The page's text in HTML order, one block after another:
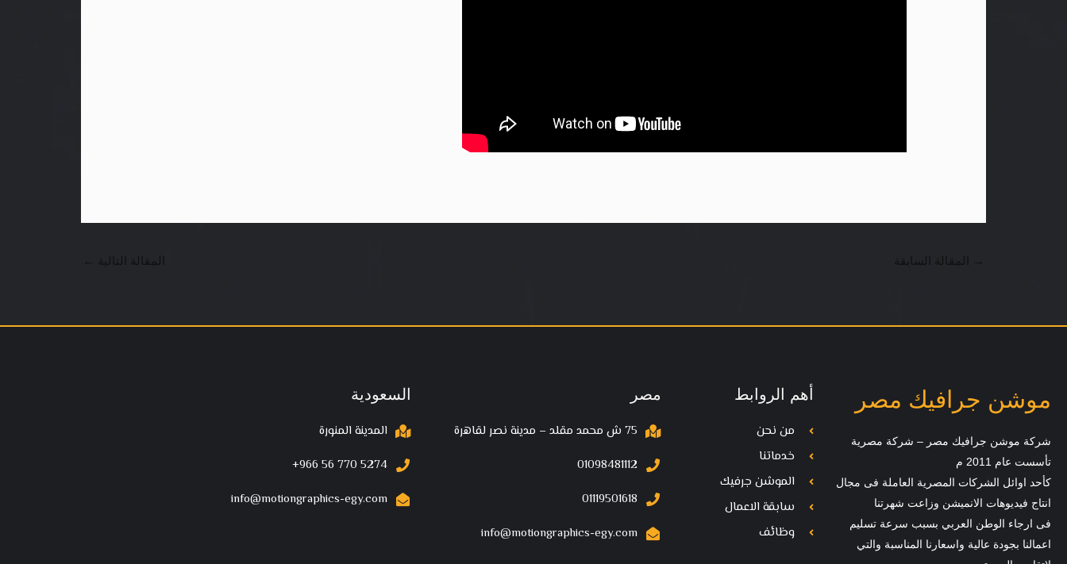
→ المقالة السابقة المقالة التالية ←
موشن جرافيك مصر
شركة موشن جرافيك مصر – شركة مصرية
تأسست عام 2011 م
كأحد اوائل الشركات المصرية العاملة فى مجال
انتاج فيديوهات الانميشن وزاعت شهرتنا
فى ارجاء الوطن العربي بسبب سرعة تسليم
اعمالنا بجودة عالية واسعارنا المناسبة والتي
أهم الروابط
من نحن
خدماتنا
الموشن جرفيك
سابقة الاعمال
وظائف
مصر
75 ش محمد مقلد – مدينة نصر لقاهرة
01098481112
01119501618
info@motiongraphics-egy.com
السعودية
المدينة المنورة
‪+966 56 770 5274‬
info@motiongraphics-egy.com